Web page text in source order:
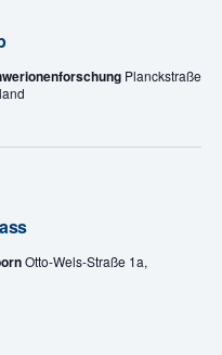
t
e
N
Planckstraße
Otto-Wels-Straße 1a,